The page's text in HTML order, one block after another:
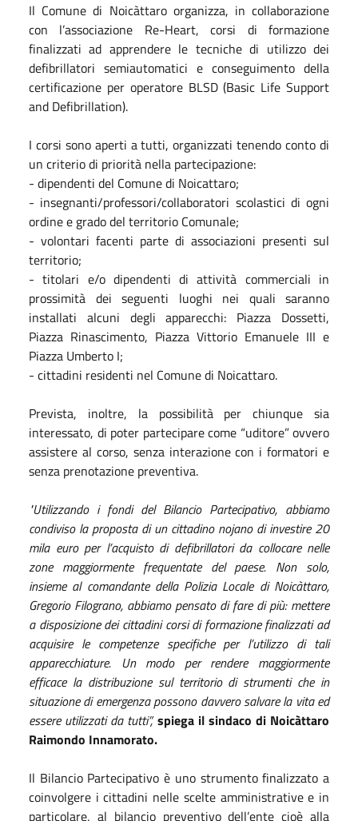
Il Comune di Noicàttaro organizza, in collaborazione
con l’associazione Re-Heart, corsi di formazione
finalizzati ad apprendere le tecniche di utilizzo dei
defibrillatori semiautomatici e conseguimento della
certificazione per operatore BLSD (Basic Life Support
and Defibrillation).
I corsi sono aperti a tutti, organizzati tenendo conto di
un criterio di priorità nella partecipazione:
- dipendenti del Comune di Noicattaro;
- insegnanti/professori/collaboratori scolastici di ogni
ordine e grado del territorio Comunale;
- volontari facenti parte di associazioni presenti sul
territorio;
- titolari e/o dipendenti di attività commerciali in
prossimità dei seguenti luoghi nei quali saranno
installati alcuni degli apparecchi: Piazza Dossetti,
Piazza Rinascimento, Piazza Vittorio Emanuele III e
Piazza Umberto I;
- cittadini residenti nel Comune di Noicattaro.
Prevista, inoltre, la possibilità per chiunque sia
interessato, di poter partecipare come “uditore” ovvero
assistere al corso, senza interazione con i formatori e
senza prenotazione preventiva.
"Utilizzando i fondi del Bilancio Partecipativo, abbiamo
condiviso la proposta di un cittadino nojano di investire 20
mila euro per l’acquisto di defibrillatori da collocare nelle
zone maggiormente frequentate del paese. Non solo,
insieme al comandante della Polizia Locale di Noicàttaro,
Gregorio Filograno, abbiamo pensato di fare di più: mettere
a disposizione dei cittadini corsi di formazione finalizzati ad
acquisire le competenze specifiche per l’utilizzo di tali
apparecchiature. Un modo per rendere maggiormente
efficace la distribuzione sul territorio di strumenti che in
situazione di emergenza possono davvero salvare la vita ed
essere utilizzati da tutti”,spiega il sindaco di Noicàttaro
Raimondo Innamorato.
Il Bilancio Partecipativo è uno strumento finalizzato a
coinvolgere i cittadini nelle scelte amministrative e in
particolare, al bilancio preventivo dell’ente cioè alla